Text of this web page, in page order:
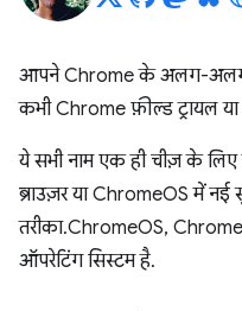
आपने Chrome के अलग-अलग
कभी Chrome फ़ील्ड ट्रायल
ये सभी नाम एक ही चीज़ के
ब्राउज़र या ChromeOS में
तरीका. ChromeOS,
ऑपरेटिंग सिस्टम है.